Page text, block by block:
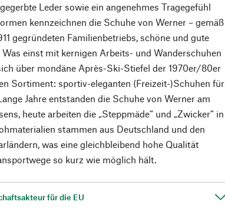
Leder sowie ein angenehmes Tragegefühl
kennzeichnen die Schuhe von Werner – gemäß
gegründeten Familienbetriebs, schöne und gute
einst mit kernigen Arbeits- und Wanderschuhen
über mondäne Après-Ski-Stiefel der 1970er/80er
Sortiment: sportiv-eleganten (Freizeit-)Schuhen für
Jahre entstanden die Schuhe von Werner am
heute arbeiten die „Steppmäde“ und „Zwicker“ in
stammen aus Deutschland und den
was eine gleichbleibend hohe Qualität
so kurz wie möglich hält.
für die EU